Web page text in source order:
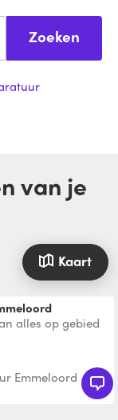
Zoeken
Kaart
alles op gebied
Emmeloord